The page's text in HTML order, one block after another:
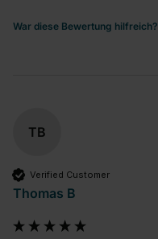
War diese Bewertung hilfreich?
TB
Verified Customer
Thomas B